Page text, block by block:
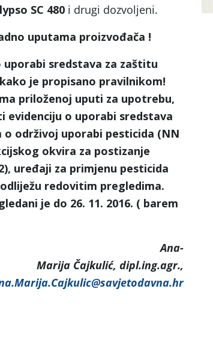
SC 480 i drugi dozvoljeni.
uputama proizvođača !
sredstava za zaštitu
je propisano pravilnikom!
priloženoj uputi za upotrebu,
evidenciju o uporabi sredstava
o održivoj uporabi pesticida (NN
okvira za postizanje
uređaji za primjenu pesticida
redovitim pregledima.
je do 26. 11. 2016. ( barem
Marija Čajkulić, dipl.ing.agr.,